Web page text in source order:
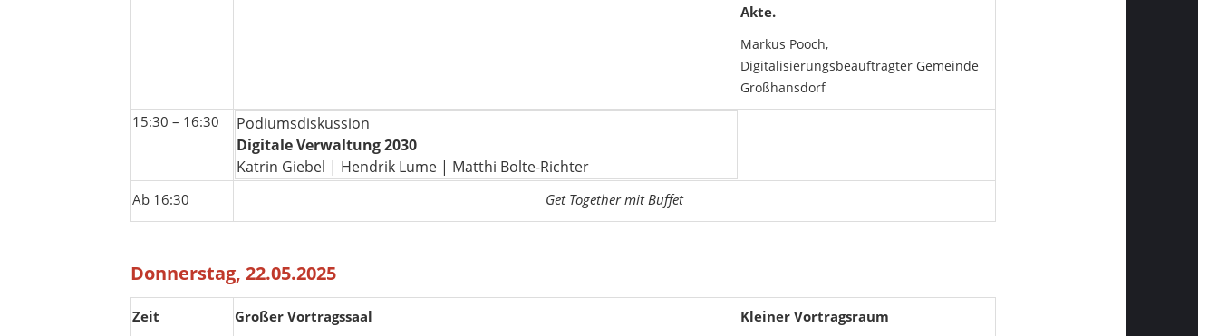
Akte.
Markus Pooch,
Digitalisierungsbeauftragter Gemeinde
Großhansdorf
15:30 – 16:30
Podiumsdiskussion
Digitale Verwaltung 2030
Katrin Giebel | Hendrik Lume | Matthi Bolte-Richter
Ab 16:30 Get Together mit Buffet
Donnerstag, 22.05.2025
Zeit Großer Vortragssaal Kleiner Vortragsraum